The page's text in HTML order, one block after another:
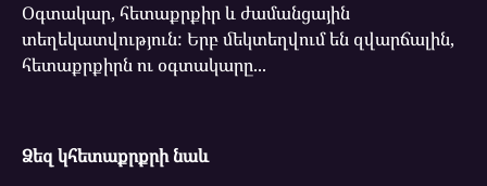
Օգտակար, հետաքրքիր և ժամանցային
տեղեկատվություն: Երբ մեկտեղվում են զվարճալին,
հետաքրքիրն ու օգտակարը...
Ձեզ կհետաքրքրի նաև